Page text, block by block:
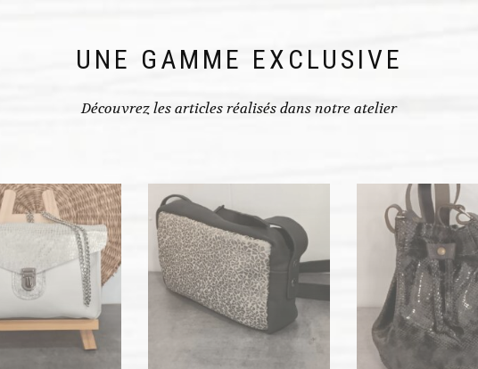
UNE GAMME EXCLUSIVE
Découvrez les articles réalisés dans notre atelier